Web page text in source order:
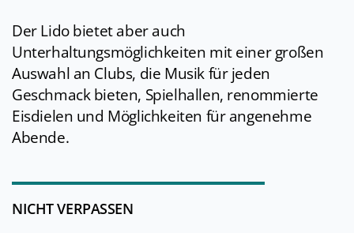
Der Lido bietet aber auch
Unterhaltungsmöglichkeiten mit einer großen
Auswahl an Clubs, die Musik für jeden
Geschmack bieten, Spielhallen, renommierte
Eisdielen und Möglichkeiten für angenehme
Abende.
NICHT VERPASSEN